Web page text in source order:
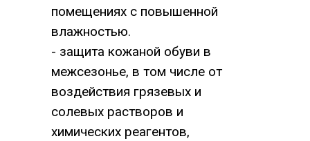
помещениях с повышенной
влажностью.
- защита кожаной обуви в
межсезонье, в том числе от
воздействия грязевых и
солевых растворов и
химических реагентов,